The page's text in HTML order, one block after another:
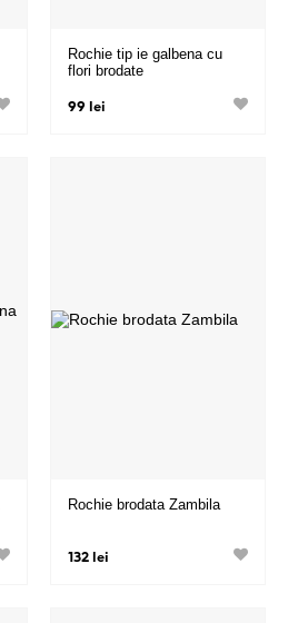
Rochie tip ie galbena cu
flori brodate
99 lei
Rochie brodata Zambila
132 lei